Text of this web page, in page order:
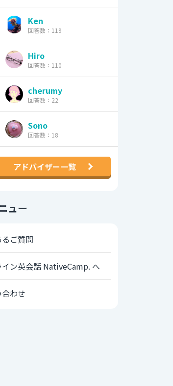
Ken
回答数：119
Hiro
回答数：110
cherumy
回答数：22
Sono
回答数：18
アドバイザー一覧
ュー
ご質問
イン英会話 NativeCamp. へ
わせ